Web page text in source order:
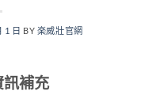
1 日 BY 楽威壯官網
補充